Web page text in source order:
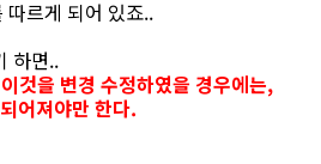
따르게 되어 있죠..
하면..
것을 변경 수정하였을 경우에는,
어져야만 한다.